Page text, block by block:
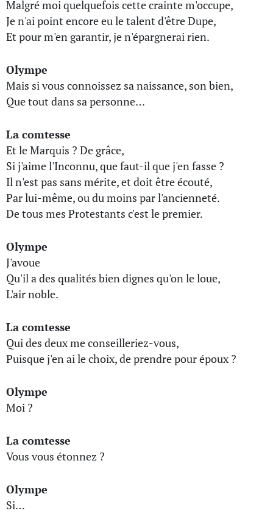
Malgré moi quelquefois cette crainte m'occupe,
Je n'ai point encore eu le talent d'être Dupe,
Et pour m'en garantir, je n'épargnerai rien.
Olympe
Mais si vous connoissez sa naissance, son bien,
Que tout dans sa personne…
La comtesse
Et le Marquis ? De grâce,
Si j'aime l'Inconnu, que faut-il que j'en fasse ?
Il n'est pas sans mérite, et doit être écouté,
Par lui-même, ou du moins par l'ancienneté.
De tous mes Protestants c'est le premier.
Olympe
J'avoue
Qu'il a des qualités bien dignes qu'on le loue,
L'air noble.
La comtesse
Qui des deux me conseilleriez-vous,
Puisque j'en ai le choix, de prendre pour époux ?
Olympe
Moi ?
La comtesse
Vous vous étonnez ?
Olympe
Si…